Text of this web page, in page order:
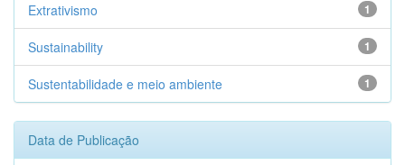
1
Extrativismo
1
Sustainability
1
Sustentabilidade e meio ambiente
Data de Publicação